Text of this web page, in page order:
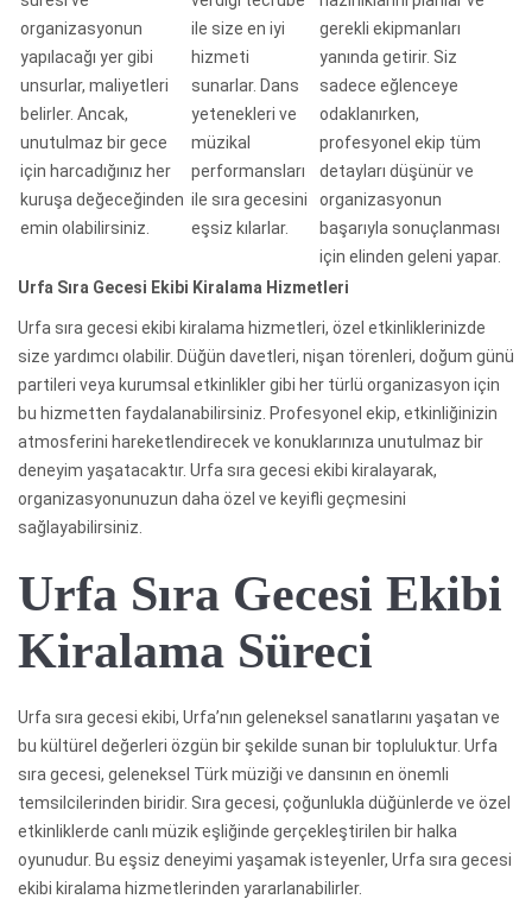
organizasyonun
yapılacağı yer gibi
unsurlar, maliyetleri
belirler. Ancak,
unutulmaz bir gece
için harcadığınız her
kuruşa değeceğinden
emin olabilirsiniz.
ile size en iyi
hizmeti
sunarlar. Dans
yetenekleri ve
müzikal
performansları
ile sıra gecesini
eşsiz kılarlar.
gerekli ekipmanları
yanında getirir. Siz
sadece eğlenceye
odaklanırken,
profesyonel ekip tüm
detayları düşünür ve
organizasyonun
başarıyla sonuçlanması
için elinden geleni yapar.
Urfa Sıra Gecesi Ekibi Kiralama Hizmetleri
Urfa sıra gecesi ekibi kiralama hizmetleri, özel etkinliklerinizde
size yardımcı olabilir. Düğün davetleri, nişan törenleri, doğum günü
partileri veya kurumsal etkinlikler gibi her türlü organizasyon için
bu hizmetten faydalanabilirsiniz. Profesyonel ekip, etkinliğinizin
atmosferini hareketlendirecek ve konuklarınıza unutulmaz bir
deneyim yaşatacaktır. Urfa sıra gecesi ekibi kiralayarak,
organizasyonunuzun daha özel ve keyifli geçmesini
sağlayabilirsiniz.
Urfa Sıra Gecesi Ekibi
Kiralama Süreci
Urfa sıra gecesi ekibi, Urfa’nın geleneksel sanatlarını yaşatan ve
bu kültürel değerleri özgün bir şekilde sunan bir topluluktur. Urfa
sıra gecesi, geleneksel Türk müziği ve dansının en önemli
temsilcilerinden biridir. Sıra gecesi, çoğunlukla düğünlerde ve özel
etkinliklerde canlı müzik eşliğinde gerçekleştirilen bir halka
oyunudur. Bu eşsiz deneyimi yaşamak isteyenler, Urfa sıra gecesi
ekibi kiralama hizmetlerinden yararlanabilirler.